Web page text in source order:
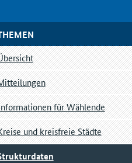
für Wählende
und kreisfreie Städte